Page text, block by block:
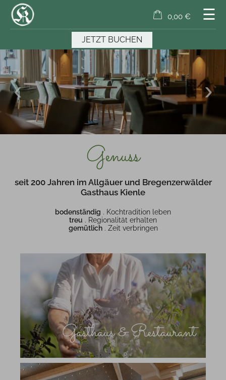
☰
0,00 € ×
Warenkorb ist leer
JETZT BUCHEN
Genuss
seit 200 Jahren im Allgäuer und Bregenzerwälder
Gasthaus Kienle
bodenständig . Kochtradition leben
treu . Regionalität erhalten
gemütlich. Zeit verbringen
Gasthaus & Restaurant